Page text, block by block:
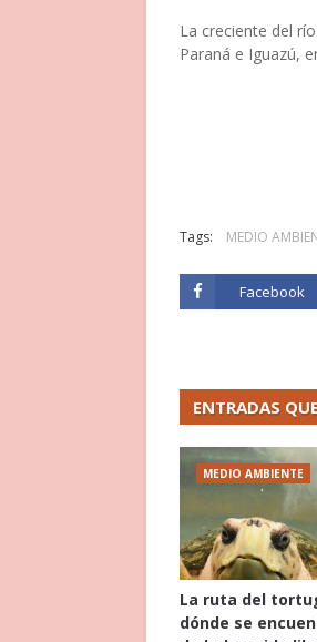
La creciente del
Paraná e Iguazú,
Tags: MEDIO
Facebook
ENTRADAS
MEDIO AMBIENTE
La ruta del
dónde se